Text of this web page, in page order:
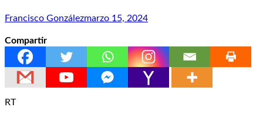
Francisco Gonzálezmarzo 15, 2024
Compartir
RT